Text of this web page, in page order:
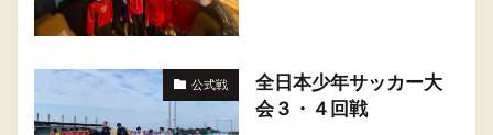
公式戦
全日本少年サッカー大
会３・４回戦